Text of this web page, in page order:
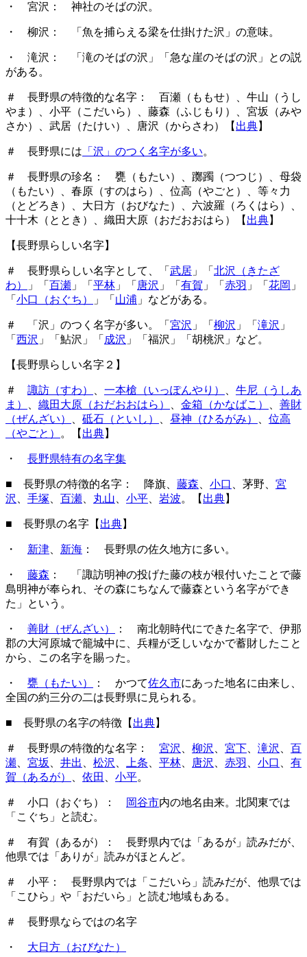
・ 宮沢： 神社のそばの沢。
・ 柳沢： 「魚を捕らえる梁を仕掛けた沢」の意味。
・ 滝沢： 「滝のそばの沢」「急な崖のそばの沢」との説
がある。
＃ 長野県の特徴的な名字： 百瀬（ももせ）、牛山（うし
やま）、小平（こだいら）、藤森（ふじもり）、宮坂（みや
さか）、武居（たけい）、唐沢（からさわ）【 出典】
＃ 長野県には 「沢」のつく名字が多い。
＃ 長野県の珍名： 甕（もたい）、躑躅（つつじ）、母袋
（もたい）、春原（すのはら）、位高（やごと）、等々力
（とどろき）、大日方（おびなた）、六波羅（ろくはら）、
十十木（ととき）、織田大原（おだおおはら）【 出典】
【長野県らしい名字】
＃ 長野県らしい名字として、「 武居 」「 北沢（きたざ
わ）
」「 百瀬 」「 平林 」「 唐沢 」「 有賀 」「 赤羽 」「 花岡 」
「 小口（おぐち） 」「 山浦 」などがある。
＃ 「沢」のつく名字が多い。「 宮沢 」「 柳沢 」「 滝沢 」
「 西沢 」「鮎沢」「 成沢 」「福沢」「胡桃沢」など。
【長野県らしい名字２】
＃ 諏訪（すわ） 一本槍（いっぽんやり）
牛尼（うしあ
ま）
織田大原（おだおおはら） 金箱（かなばこ）
善財
（ぜんざい）
砥石（といし） 昼神（ひるがみ）
位高
（やごと）
。【 出典】
・ 長野県特有の名字集
■ 長野県の特徴的名字： 降旗、 藤森 小口 、茅野、 宮
沢
手塚 百瀬 丸山 小平 岩波。 【 出典】
■ 長野県の名字【 出典】
・ 新津 新海 ： 長野県の佐久地方に多い。
・ 藤森 ： 「諏訪明神の投げた藤の枝が根付いたことで藤
島明神が奉られ、その森にちなんで藤森という名字ができ
た」という。
・ 善財（ぜんざい）
： 南北朝時代にできた名字で、伊那
郡の大河原城で籠城中に、兵糧が乏しいなかで蓄財したこと
から、この名字を賜った。
・ 甕（もたい） ： かつて佐久市にあった地名に由来し、
全国の約三分の二は長野県に見られる。
■ 長野県の名字の特徴【 出典】
＃ 長野県の特徴的な名字： 宮沢 柳沢 宮下 滝沢
百
瀬
宮坂 井出 松沢 上条 平林 唐沢 赤羽 小口
有
賀（あるが）
依田 小平。
＃ 小口（おぐち）： 岡谷市内の地名由来。北関東では
「こぐち」と読む。
＃ 有賀（あるが）： 長野県内では「あるが」読みだが、
他県では「ありが」読みがほとんど。
＃ 小平： 長野県内では「こだいら」読みだが、他県では
「こひら」や「おだいら」と読む地域もある。
＃ 長野県ならではの名字
・ 大日方（おびなた）